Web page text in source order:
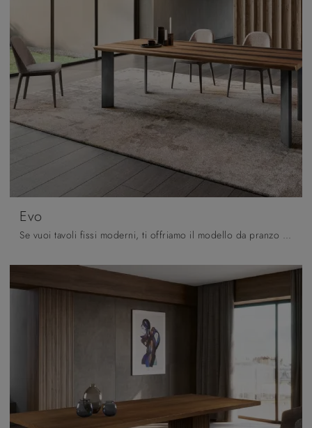
Evo
Se vuoi tavoli fissi moderni, ti offriamo il modello da pranzo in legno Evo del brand Pizzolato.